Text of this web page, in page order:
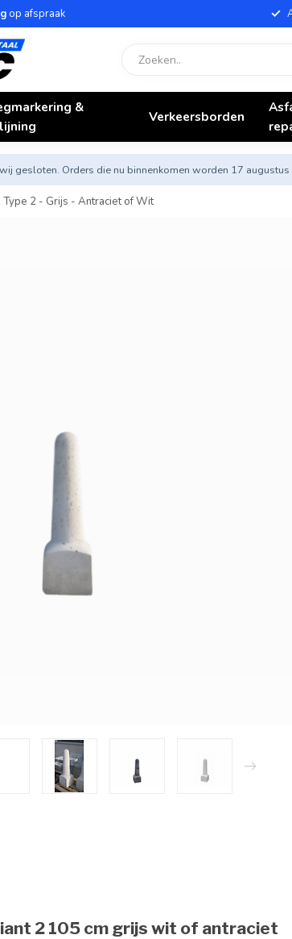
op afspraak
&
Verkeersborden
gesloten. Orders die nu binnenkomen worden 17 augustus
2 - Grijs - Antraciet of Wit
2 105 cm grijs wit of antraciet